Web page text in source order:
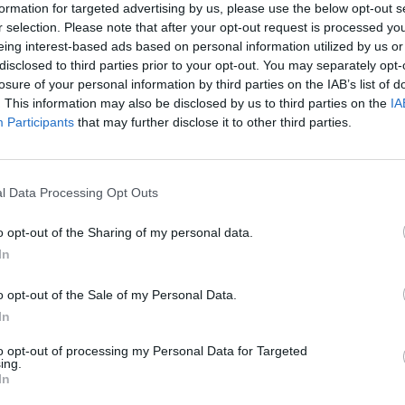
for targeted advertising by us, please use the below opt-out
selection. Please note that after your opt-out request is processed
interest-based ads based on personal information utilized by us
to third parties prior to your opt-out. You may separately
of your personal information by third parties on the IAB’s list of
This information may also be disclosed by us to third parties on the
Participants that may further disclose it to other third parties.
Data Processing Opt Outs
opt-out of the Sharing of my personal data.
opt-out of the Sale of my Personal Data.
opt-out of processing my Personal Data for Targeted
di forze, con 2 motovedette della Guardia
in mare che hanno operato congiuntamente a
delle Forze dell’Ordine e degli Organi di soccorso. La
l’efficace ed efficiente svolgimento di tutte le
degli Enti e delle Amministrazioni imperiesi al fine di
portuali e della cittadinanza.
per ringraziare tutti gli enti e gli operatori che
ancora una volta l’elevato livello di preparazione e la
civili e militari del territorio.